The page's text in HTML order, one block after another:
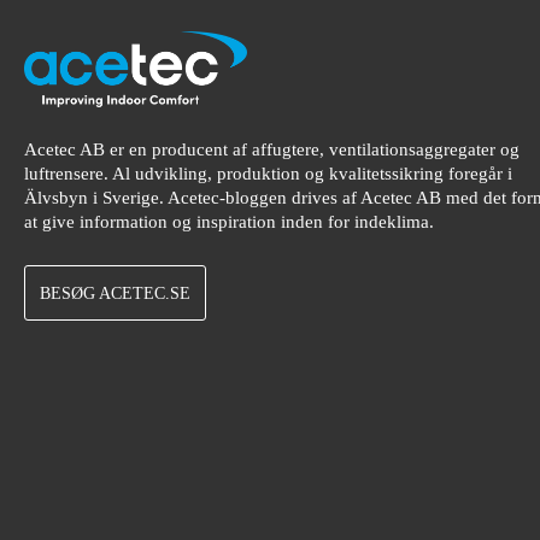
Acetec AB er en producent af affugtere, ventilationsaggregater og
luftrensere. Al udvikling, produktion og kvalitetssikring foregår i
Älvsbyn i Sverige. Acetec-bloggen drives af Acetec AB med det
at give information og inspiration inden for indeklima.
BESØG ACETEC.SE